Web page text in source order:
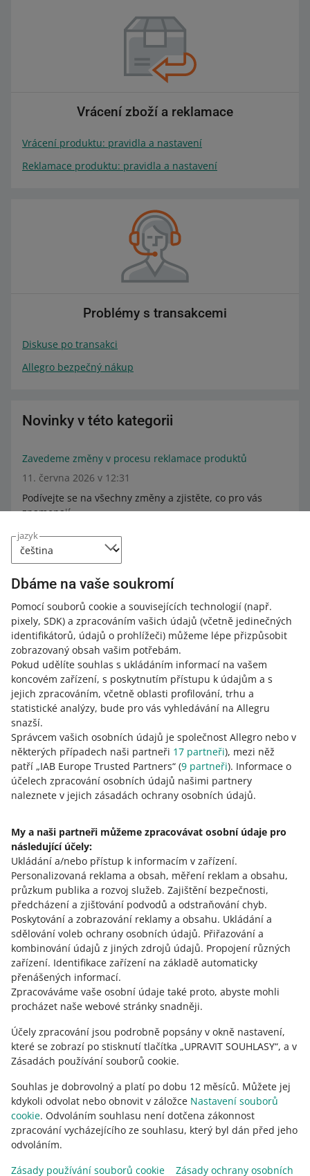
jazyk
Dbáme na vaše soukromí
Pomocí souborů cookie a souvisejících technologií (např.
pixely, SDK) a zpracováním vašich údajů (včetně jedinečných
identifikátorů, údajů o prohlížeči) můžeme lépe přizpůsobit
zobrazovaný obsah vašim potřebám.
Pokud udělíte souhlas s ukládáním informací na vašem
koncovém zařízení, s poskytnutím přístupu k údajům a s
jejich zpracováním, včetně oblasti profilování, trhu a
statistické analýzy, bude pro vás vyhledávání na Allegru
snazší.
Správcem vašich osobních údajů je společnost Allegro nebo v
některých případech naši partneři 17 partneři), mezi něž
patří „IAB Europe Trusted Partners“ (9 partneři). Informace o
účelech zpracování osobních údajů našimi partnery
naleznete v jejich zásadách ochrany osobních údajů.
My a naši partneři můžeme zpracovávat osobní údaje pro
následující účely:
Ukládání a/nebo přístup k informacím v zařízení.
Personalizovaná reklama a obsah, měření reklam a obsahu,
průzkum publika a rozvoj služeb. Zajištění bezpečnosti,
předcházení a zjišťování podvodů a odstraňování chyb.
Poskytování a zobrazování reklamy a obsahu. Ukládání a
sdělování voleb ochrany osobních údajů. Přiřazování a
kombinování údajů z jiných zdrojů údajů. Propojení různých
zařízení. Identifikace zařízení na základě automaticky
přenášených informací.
Zpracováváme vaše osobní údaje také proto, abyste mohli
procházet naše webové stránky snadněji.
Účely zpracování jsou podrobně popsány v okně nastavení,
které se zobrazí po stisknutí tlačítka „UPRAVIT SOUHLASY“, a v
Zásadách používání souborů cookie.
Souhlas je dobrovolný a platí po dobu 12 měsíců. Můžete jej
kdykoli odvolat nebo obnovit v záložce Nastavení souborů
cookie. Odvoláním souhlasu není dotčena zákonnost
zpracování vycházejícího ze souhlasu, který byl dán před jeho
odvoláním.
Zásady používání souborů cookie
Zásady ochrany osobních
Vrácení zboží a reklamace
Vrácení produktu: pravidla a nastavení
Reklamace produktu: pravidla a nastavení
Problémy s transakcemi
Diskuse po transakci
Allegro bezpečný nákup
Novinky v této kategorii
Zavedeme změny v procesu reklamace produktů
11. června 2026 v 12:31
Podívejte se na všechny změny a zjistěte, co pro vás
znamenají.
Od 17. června budou moci kupující z allegro.cz,
allegro.sk a allegro.hu zrušit svou objednávku do 5
minut od nákupu
Podívejte se, co to pro vás znamená.
Nová možnost na záložce Vrácení zboží
28. května 2026 v 15:34
Ode dneška můžete generovat přehledy shrnující
vrácení zboží od kupujících. Podívejte se, jak nová
možnost funguje.
Změny ve filtrování reklamací a diskuzí
26. května 2026 v 14:49
Nyní můžete své problémy řešit efektivněji – podívejte
Nyní můžete do formuláře pro vrácení platby přidat
fotografie produktu vráceného kupujícím
29. dubna 2026 v 13:15
Podívejte se, jak používat novou možnost – například k
odůvodnění toho, proč kupujícímu vracíte nižší částku.
VIZ STARŠÍ